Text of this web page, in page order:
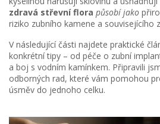
zdravá střevní flora působí jako
riziko zubního kamene a souvisejícího
V následující části najdete praktické
konkrétní tipy – od péče o zubní
a boj s vodním kamínkem. Připravili
odborných rad, které vám pomohou
úsměv do jednoho celku.